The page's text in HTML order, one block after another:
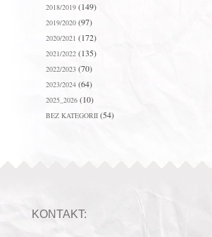
2018/2019(149)
2019/2020(97)
2020/2021 (172)
2021/2022(135)
2022/2023(70)
2023/2024(64)
2025_2026(10)
BEZ KATEGORII(54)
KONTAKT: